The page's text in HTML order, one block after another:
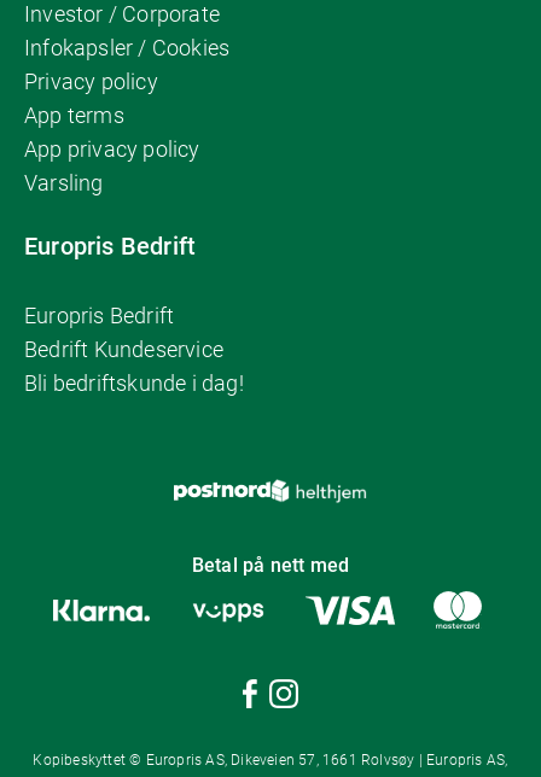
Investor / Corporate
Infokapsler / Cookies
Privacy policy
App terms
App privacy policy
Varsling
Europris Bedrift
Europris Bedrift
Bedrift Kundeservice
Bli bedriftskunde i dag!
Betal på nett med
Kopibeskyttet © Europris AS, Dikeveien 57, 1661 Rolvsøy | Europris AS,